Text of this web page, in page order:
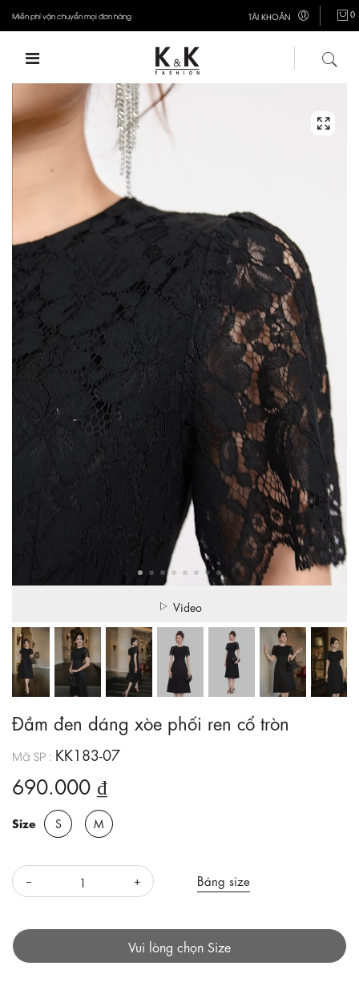
Miễn phí vận chuyển mọi đơn hàng TÀI KHOẢN 0
Video
Đầm đen dáng xòe phối ren cổ tròn
Mã SP : KK183-07
690.000 ₫
Size S M
Bảng size
Vui lòng chọn Size